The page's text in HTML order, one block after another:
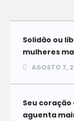
Solidão ou
mulheres
AGOSTO 7,
Seu coração
aguenta